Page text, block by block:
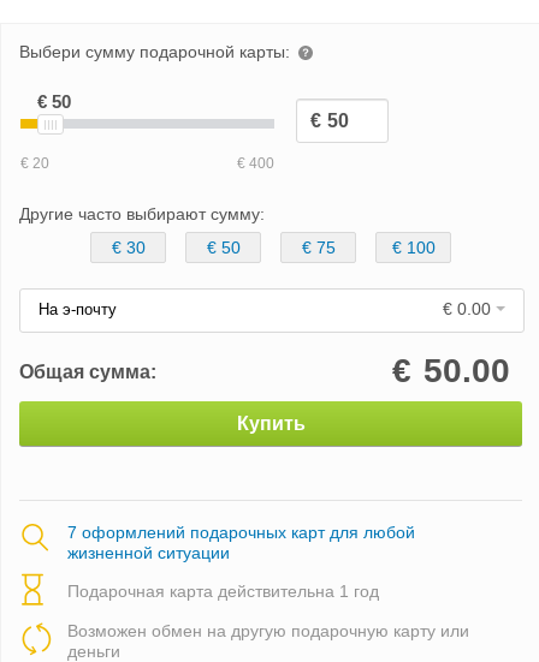
Выбери сумму подарочной карты:
Другие часто выбирают сумму:
€ 30
€ 50 € 75 € 100
На э-почту € 0.00
Общая сумма: 50.00
€
Купить
7 оформлений подарочных карт для любой
жизненной ситуации
Подарочная карта действительна 1 год
Возможен обмен на другую подарочную карту или
деньги